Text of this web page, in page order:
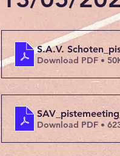
S.A.V.
Download PDF •
Download PDF •